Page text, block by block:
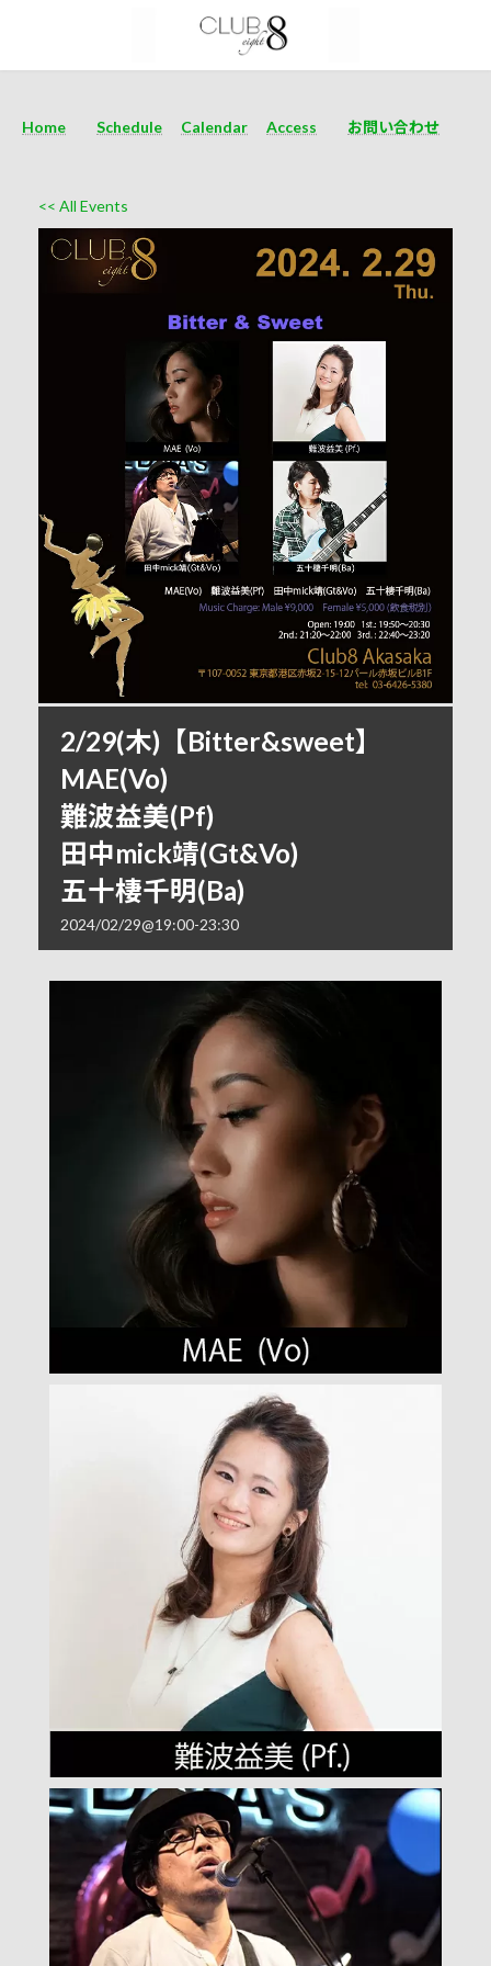
Home Schedule Calendar Access お問い合わせ
<< All Events
2/29(木)【Bitter&sweet】
MAE(Vo)
難波益美(Pf)
田中mick靖(Gt&Vo)
五十棲千明(Ba)
2024/02/29@19:00-23:30